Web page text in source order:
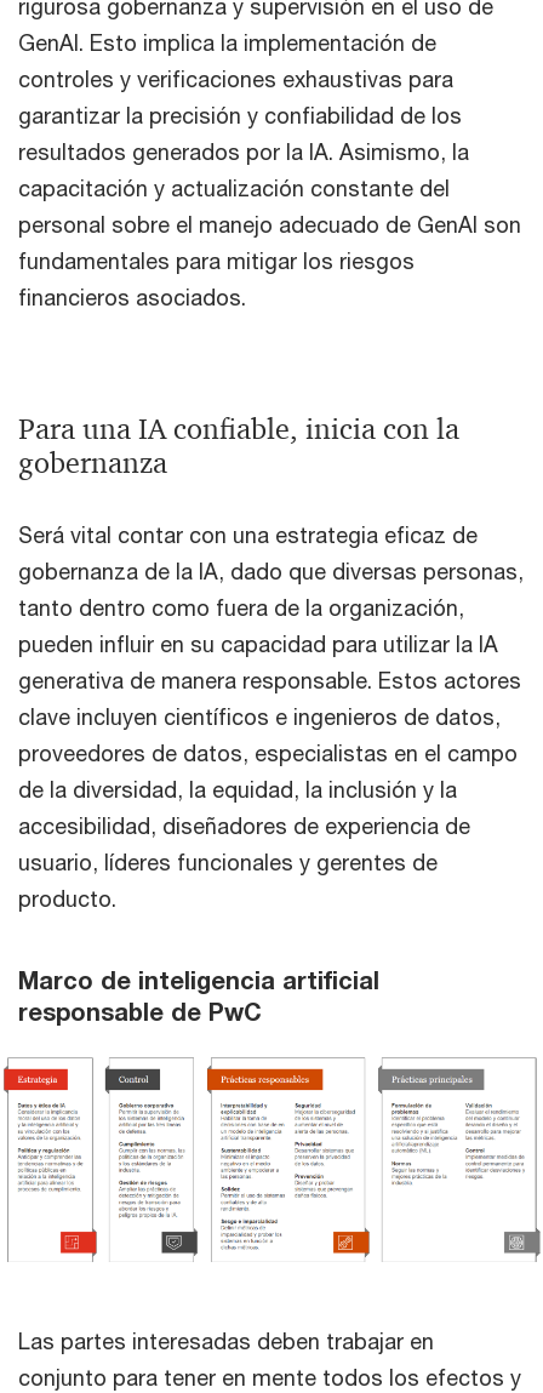
rigurosa gobernanza y supervisión en el uso de
GenAI. Esto implica la implementación de
controles y verificaciones exhaustivas para
garantizar la precisión y confiabilidad de los
resultados generados por la IA. Asimismo, la
capacitación y actualización constante del
personal sobre el manejo adecuado de GenAI son
fundamentales para mitigar los riesgos
financieros asociados.
Para una IA confiable, inicia con la
gobernanza
Será vital contar con una estrategia eficaz de
gobernanza de la IA, dado que diversas personas,
tanto dentro como fuera de la organización,
pueden influir en su capacidad para utilizar la IA
generativa de manera responsable. Estos actores
clave incluyen científicos e ingenieros de datos,
proveedores de datos, especialistas en el campo
de la diversidad, la equidad, la inclusión y la
accesibilidad, diseñadores de experiencia de
usuario, líderes funcionales y gerentes de
producto.
Marco de inteligencia artificial
responsable de PwC
Las partes interesadas deben trabajar en
conjunto para tener en mente todos los efectos y